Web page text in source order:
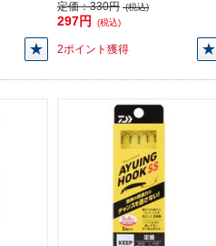
定価：330円 (税込)
297円 (税込)
2ポイント獲得